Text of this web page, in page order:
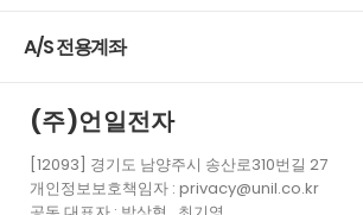
A/S 전용계좌
(주)언일전자
[12093] 경기도 남양주시 송산로310번길 27
개인정보보호책임자 : privacy@unil.co.kr